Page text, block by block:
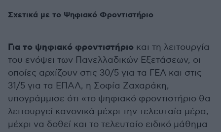
Σχετικά με το Ψηφιακό Φροντιστήριο
Για το ψηφιακό φροντιστήριο και τη λειτουργία
του ενόψει των Πανελλαδικών Εξετάσεων, οι
οποίες αρχίζουν στις 30/5 για τα ΓΕΛ και στις
31/5 για τα ΕΠΑΛ, η Σοφία Ζαχαράκη,
υπογράμμισε ότι «το ψηφιακό φροντιστήριο θα
λειτουργεί κανονικά μέχρι την τελευταία μέρα,
μέχρι να δοθεί και το τελευταίο ειδικό μάθημα